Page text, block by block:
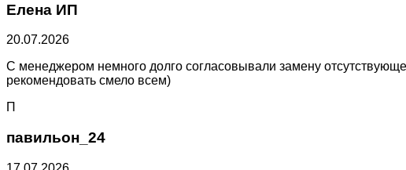
Елена ИП
20.07.2026
С менеджером немного долго согласовывали замену
рекомендовать смело всем)
П
павильон_24